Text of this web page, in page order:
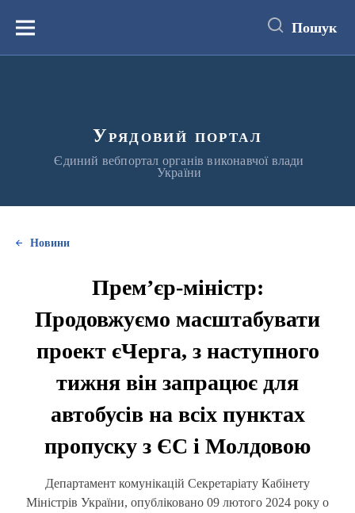
вмістуМеню Пошук
Урядовий портал
Єдиний вебпортал органів виконавчої влади
України
Новини
Прем’єр-міністр:
Продовжуємо масштабувати
проект єЧерга, з наступного
тижня він запрацює для
автобусів на всіх пунктах
пропуску з ЄС і Молдовою
Департамент комунікацій Секретаріату Кабінету
Міністрів України, опубліковано 09 лютого 2024 року о